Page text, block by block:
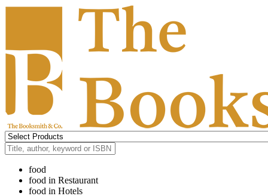
food
food in Restaurant
food in Hotels